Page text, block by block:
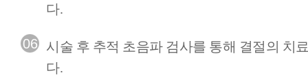
다.
06
시술 후 추적 초음파 검사를 통해 결절의 치
다.